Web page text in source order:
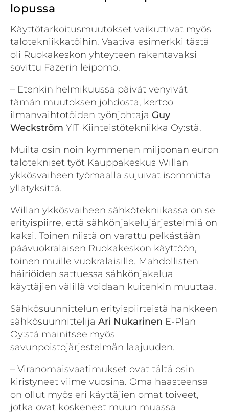
lopussa
Käyttötarkoitusmuutokset vaikuttivat myös
talotekniikkatöihin. Vaativa esimerkki tästä
oli Ruokakeskon yhteyteen rakentavaksi
sovittu Fazerin leipomo.
– Etenkin helmikuussa päivät venyivät
tämän muutoksen johdosta, kertoo
ilmanvaihtotöiden työnjohtaja Guy
Weckström YIT Kiinteistötekniikka Oy:stä.
Muilta osin noin kymmenen miljoonan euron
talotekniset työt Kauppakeskus Willan
ykkösvaiheen työmaalla sujuivat isommitta
yllätyksittä.
Willan ykkösvaiheen sähkötekniikassa on se
erityispiirre, että sähkönjakelujärjestelmiä on
kaksi. Toinen niistä on varattu pelkästään
päävuokralaisen Ruokakeskon käyttöön,
toinen muille vuokralaisille. Mahdollisten
häiriöiden sattuessa sähkönjakelua
käyttäjien välillä voidaan kuitenkin muuttaa.
Sähkösuunnittelun erityispiirteistä hankkeen
sähkösuunnittelija Ari Nukarinen E-Plan
Oy:stä mainitsee myös
savunpoistojärjestelmän laajuuden.
– Viranomaisvaatimukset ovat tältä osin
kiristyneet viime vuosina. Oma haasteensa
on ollut myös eri käyttäjien omat toiveet,
jotka ovat koskeneet muun muassa